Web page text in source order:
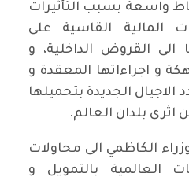
واسعة بسبب التأثيرات
المالية القاسية على
القروض الداخلية، و
و اجراءاتها المعقدة و
الاجيال الجديدة بتحميلها
اثرى بلدان العالم.
الكاظمي الى محاولات
العالمية بالتمويل و